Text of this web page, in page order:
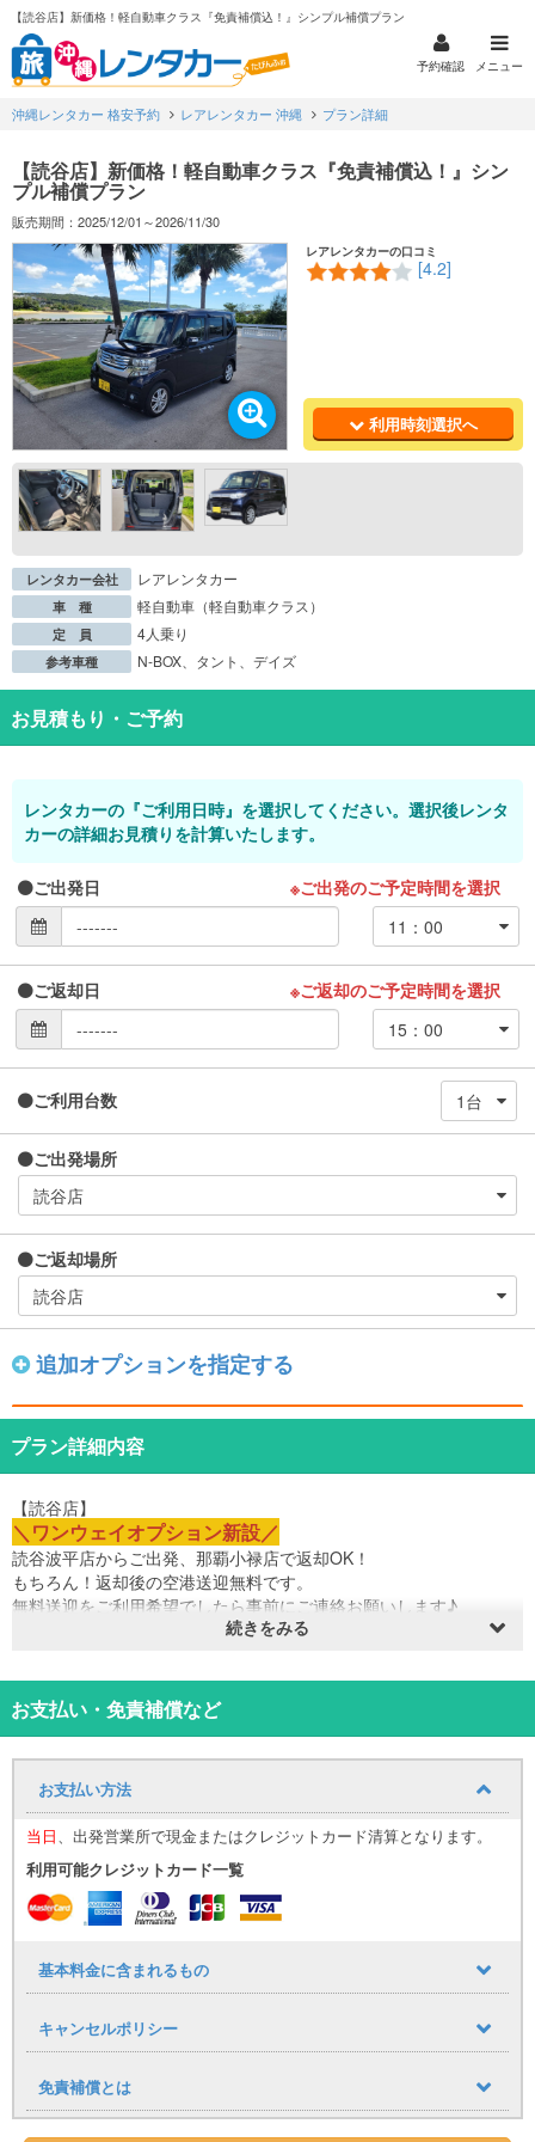
【読谷店】新価格！軽自動車クラス『免責補償込！』シンプル補償プラン
予約確認 メニュー
沖縄レンタカー 格安予約 レアレンタカー 沖縄 プラン詳細
【読谷店】新価格！軽自動車クラス『免責補償込！』シン
プル補償プラン
販売期間：2025/12/01～2026/11/30
レアレンタカーの口コミ
[4.2]
利用時刻選択へ
レンタカー会社 レアレンタカー
車 種 軽自動車（軽自動車クラス）
定 員 4人乗り
参考車種 N-BOX、タント、デイズ
お見積もり・ご予約
レンタカーの『ご利用日時』を選択してください。選択後レンタ
カーの詳細お見積りを計算いたします。
ご出発日 ※ご出発のご予定時間を選択
ご返却日 ※ご返却のご予定時間を選択
ご利用台数
ご出発場所
ご返却場所
追加オプションを指定する
プラン詳細内容
【読谷店】
＼ワンウェイオプション新設／
読谷波平店からご出発、那覇小禄店で返却OK！
もちろん！返却後の空港送迎無料です。
無料送迎をご利用希望でしたら事前にご連絡お願いします♪
那覇市小禄にレアレンタカー店舗がNew Open♪
当店のプランは全て免責補償込み価格！思いがけぬトラブル等でも
大丈夫！
さらに・・！NOC補償完備（レンタカーの休業補償）
免責適用外項目、タイヤホイールキャップの破損・紛失、当て逃げ
などフルカバー！
旅行中のもしもに備えましょう♪
（※交通法規違反、公序良俗に反する行為によるトラブルは補償対象
読谷村内送迎無料！
＊スタッフの勤務状況、予約状況により送迎お受けできないことも
ございます。予めご了承下さい＊
・ご利用当日は必ず免許証（原本）をご持参ください。
ホテル配車オプション時間9：00～、ホテル返却オプション時間
18：00 迄
続きをみる
お支払い・免責補償など
お支払い方法
当日、出発営業所で現金またはクレジットカード清算となります。
利用可能クレジットカード一覧
基本料金に含まれるもの
キャンセルポリシー
免責補償とは